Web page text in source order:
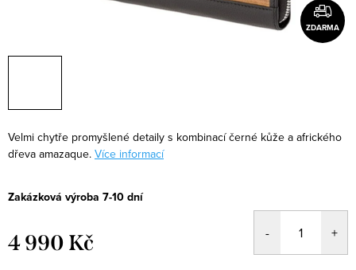
ZDARMA
Velmi chytře promyšlené detaily s kombinací černé kůže a afrického
dřeva amazaque. Více informací
Zakázková výroba 7-10 dní
4 990 Kč